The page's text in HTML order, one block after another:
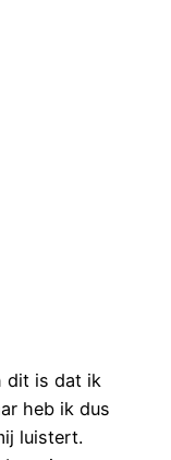
dit is dat ik
heb ik dus
luistert.